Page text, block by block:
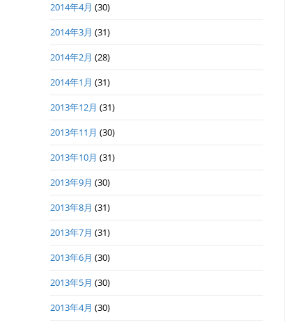
2014年4月 (30)
2014年3月 (31)
2014年2月 (28)
2014年1月 (31)
2013年12月 (31)
2013年11月 (30)
2013年10月 (31)
2013年9月 (30)
2013年8月 (31)
2013年7月 (31)
2013年6月 (30)
2013年5月 (30)
2013年4月 (30)